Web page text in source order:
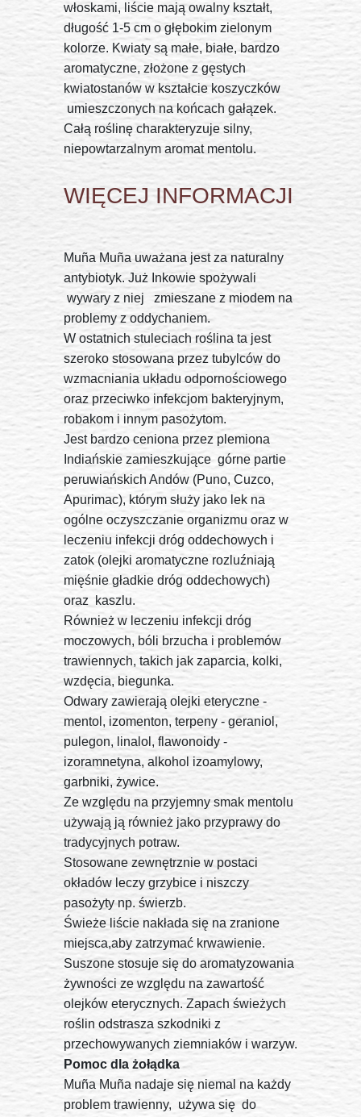
włoskami, liście mają owalny kształt,
długość 1-5 cm o głębokim zielonym
kolorze. Kwiaty są małe, białe, bardzo
aromatyczne, złożone z gęstych
kwiatostanów w kształcie koszyczków
umieszczonych na końcach gałązek.
Całą roślinę charakteryzuje silny,
niepowtarzalnym aromat mentolu.
WIĘCEJ INFORMACJI
Muña Muña uważana jest za naturalny
antybiotyk. Już Inkowie spożywali
wywary z niej zmieszane z miodem na
problemy z oddychaniem.
W ostatnich stuleciach roślina ta jest
szeroko stosowana przez tubylców do
wzmacniania układu odpornościowego
oraz przeciwko infekcjom bakteryjnym,
robakom i innym pasożytom.
Jest bardzo ceniona przez plemiona
Indiańskie zamieszkujące górne partie
peruwiańskich Andów (Puno, Cuzco,
Apurimac), którym służy jako lek na
ogólne oczyszczanie organizmu oraz w
leczeniu infekcji dróg oddechowych i
zatok (olejki aromatyczne rozluźniają
mięśnie gładkie dróg oddechowych)
oraz kaszlu.
Również w leczeniu infekcji dróg
moczowych, bóli brzucha i problemów
trawiennych, takich jak zaparcia, kolki,
wzdęcia, biegunka.
Odwary zawierają olejki eteryczne -
mentol, izomenton, terpeny - geraniol,
pulegon, linalol, flawonoidy -
izoramnetyna, alkohol izoamylowy,
garbniki, żywice.
Ze względu na przyjemny smak mentolu
używają ją również jako przyprawy do
tradycyjnych potraw.
Stosowane zewnętrznie w postaci
okładów leczy grzybice i niszczy
pasożyty np. świerzb.
Świeże liście nakłada się na zranione
miejsca,aby zatrzymać krwawienie.
Suszone stosuje się do aromatyzowania
żywności ze względu na zawartość
olejków eterycznych. Zapach świeżych
roślin odstrasza szkodniki z
przechowywanych ziemniaków i warzyw.
Pomoc dla żołądka
Muña Muña nadaje się niemal na każdy
problem trawienny, używa się do